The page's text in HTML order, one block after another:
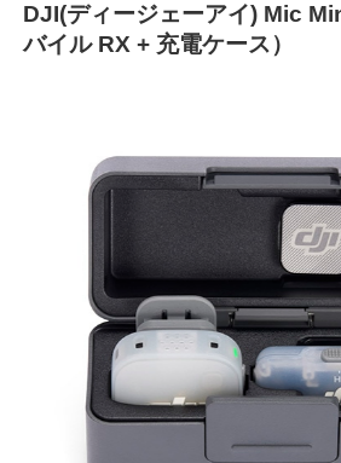
DJI(ディージェーアイ) Mic
バイル RX + 充電ケース）